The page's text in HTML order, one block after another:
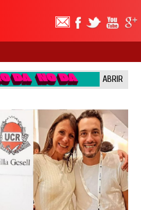
ABRIR